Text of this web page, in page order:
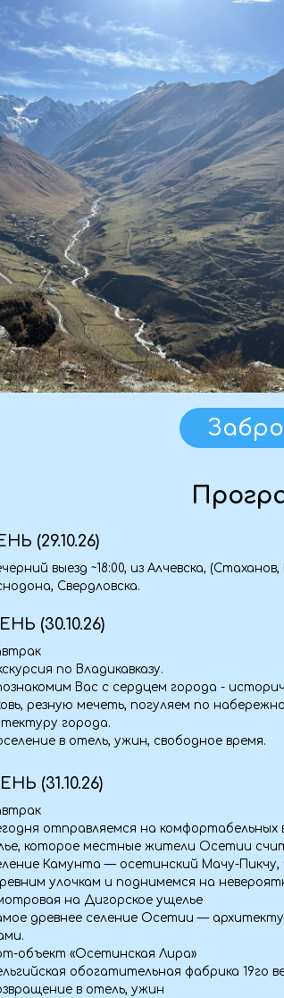
Программа
экскурсию на современных внедорожниках
ущелье - одно из самых ярких
Колка в 2002 году. Увидите сам ледник и
Бодрова
отправляемся на комфортабельных
местные жители Осетии считают
Камунта — осетинский Мачу-Пикчу, где
улочкам и поднимемся на невероятной
селение Осетии — архитектурный
«Осетинская Лира»
обогатительная фабрика 19го века и
в отель, ужин
Вас с сердцем города - историческим
резную мечеть, погуляем по набережной
в отель, ужин, свободное время.